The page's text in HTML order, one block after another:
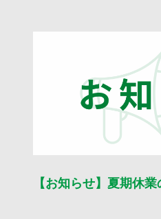
【お知らせ】夏期休